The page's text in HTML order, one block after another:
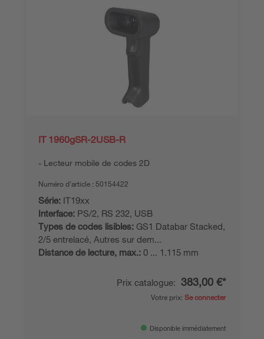
IT 1960gSR-2USB-R
Lecteur mobile de codes 2D
Numéro d’article : 50154422
Série: IT19xx
Interface: PS/2, RS 232, USB
Types de codes lisibles: GS1 Databar Stacked,
2/5 entrelacé, Autres sur dem...
Distance de lecture, max.: 0 ... 1.115 mm
Prix catalogue: 383,00 €*
Votre prix: Se connecter
Disponible immédiatement